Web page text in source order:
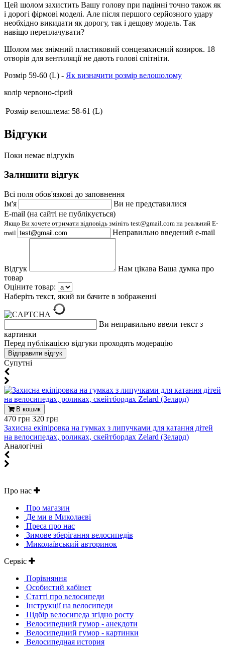
Цей шолом захистить Вашу голову при падінні точно також як
і дорогі фірмові моделі. Але після першого серйозного удару
необхідно викидати як дорогу, так і дещову модель. Так
навіщо переплачувати?
Шолом має знімний пластиковий сонцезахисний козирок. 18
отворів для вентиляції не дають голові спітніти.
Розмір 59-60 (L) - Як визначити розмір велошолому
колір червоно-сірий
Розмір велошлема: 58-61 (L)
Відгуки
Поки немає відгуків
Залишити відгук
Всі поля обов'язкові до заповнення
Ім'я
Ви не представилися
E-mail (на сайті не публікується)
Якщо Ви хочете отримати відповідь змініть test@gmail.com на реальний E-
mail
Неправильно введений e-mail
Відгук
Нам цікава Ваша думка про
товар
Оціните товар:
Наберіть текст, який ви бачите в зображенні
Ви неправильно ввели текст з
картинки
Перед публікацією відгуки проходять модерацію
Супутні
В кошик
470 грн 320 грн
Захисна екіпіровка на гумках з липучками для катання дітей
на велосипедах, роликах, скейтбордах Zelard (Зелард)
Aналогічні
Про нас
Про магазин
Де ми в Миколаєві
Преса про нас
Зимове зберігання велосипедів
Миколаївський авторинок
Сервіс
Порівняння
Особистий кабінет
Статті про велосипеди
Інструкції на велосипеди
Підбір велосипеда згідно росту
Велосипедний гумор - анекдоти
Велосипедний гумор - картинки
Велосипедная история